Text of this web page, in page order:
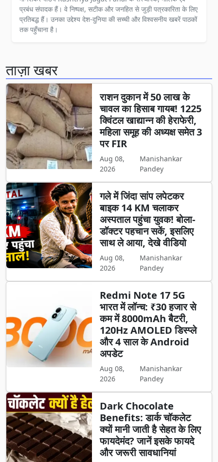
प्रबंध संपादक हैं। वे निष्पक्ष, सटीक और जनहित से जुड़ी पत्रकारिता के लिए
प्रतिबद्ध हैं। उनका उद्देश्य देश-दुनिया की सच्ची और विश्वसनीय खबरें पाठकों
तक पहुँचाना है।
ताज़ा खबर
राशन दुकान में 50 लाख के
चावल का हिसाब गायब! 1225
क्विंटल खाद्यान्न की हेराफेरी,
महिला समूह की अध्यक्ष समेत 3
पर FIR
Aug 08,
2026
Manishankar
Pandey
गले में जिंदा सांप लपेटकर
बाइक 14 KM चलाकर
अस्पताल पहुंचा युवक! बोला-
डॉक्टर पहचान सकें, इसलिए
साथ ले आया, देखे वीडियो
Aug 08,
2026
Manishankar
Pandey
Redmi Note 17 5G
भारत में लॉन्च: ₹30 हजार से
कम में 8000mAh बैटरी,
120Hz AMOLED डिस्प्ले
और 4 साल के Android
अपडेट
Aug 08,
2026
Manishankar
Pandey
Dark Chocolate
Benefits: डार्क चॉकलेट
क्यों मानी जाती है सेहत के लिए
फायदेमंद? जानें इसके फायदे
और जरूरी सावधानियां